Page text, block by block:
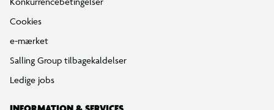
Cookies
e-mærket
Salling Group tilbagekaldelser
Ledige jobs